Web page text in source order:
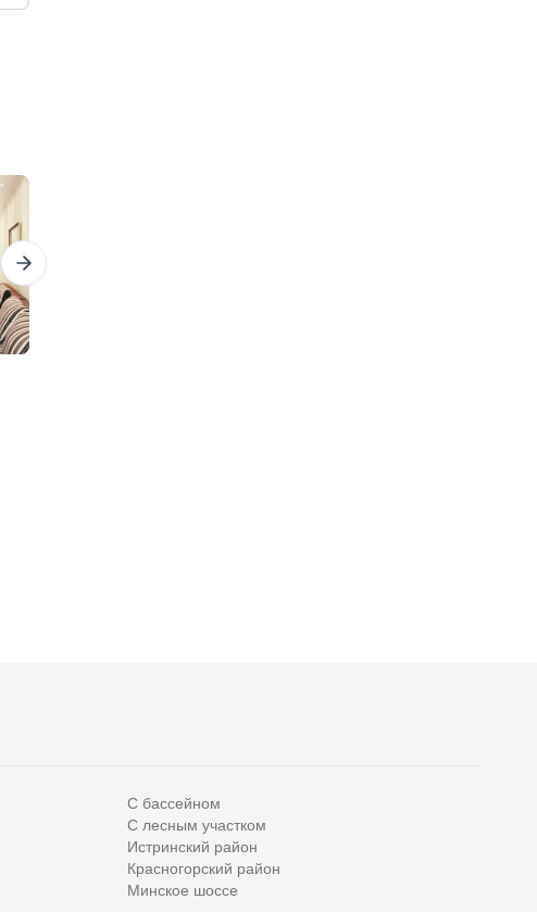
С бассейном
С лесным участком
Истринский район
Красногорский район
Минское шоссе
Все
Сегодня